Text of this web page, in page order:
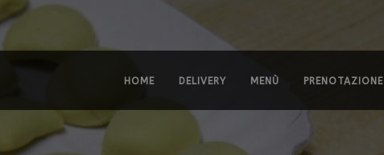
HOME DELIVERY MENÙ PRENOTAZIONE